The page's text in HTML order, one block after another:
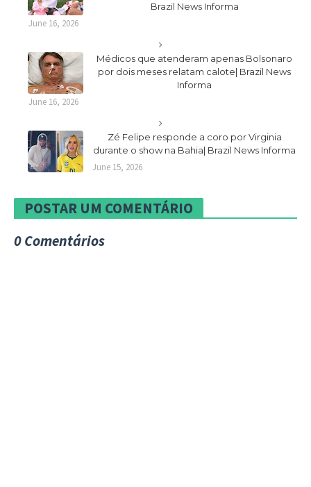
Brazil News Informa
June 16, 2026
Médicos que atenderam apenas Bolsonaro
por dois meses relatam calote| Brazil News
Informa
June 16, 2026
Zé Felipe responde a coro por Virginia
durante o show na Bahia| Brazil News Informa
June 15, 2026
POSTAR UM COMENTÁRIO
0 Comentários